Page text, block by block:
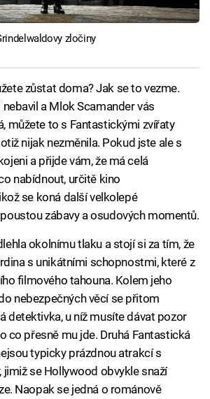
zločiny
zůstat doma? Jak se to vezme.
a Mlok Scamander vás
můžete to s Fantastickými zvířaty
nijak nezměnila. Pokud jste ale s
a přijde vám, že má celá
nabídnout, určitě kino
se koná další velkolepé
zábavy a osudových momentů.
okolnímu tlaku a stojí si za tím, že
s unikátními schopnostmi, které z
filmového tahouna. Kolem jeho
nebezpečných věcí se přitom
detektivka, u níž musíte dávat pozor
co přesně mu jde. Druhá Fantastická
typicky prázdnou atrakcí s
jimiž se Hollywood obvykle snaží
Naopak se jedná o románově